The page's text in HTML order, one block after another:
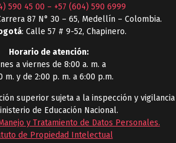
590 45 00 – +57 (604) 590 6999
87 N° 30 – 65, Medellín – Colombia.
: Calle 57 # 9-52, Chapinero.
Horario de atención:
a viernes de 8:00 a. m. a
m. y de 2:00 p. m. a 6:00 p.m.
superior sujeta a la inspección y vigilancia
de Educación Nacional.
y Tratamiento de Datos Personales.
de Propiedad Intelectual